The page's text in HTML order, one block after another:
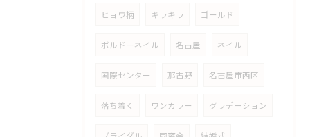
ヒョウ柄 キラキラ ゴールド
ボルドーネイル 名古屋 ネイル
国際センター 那古野 名古屋市西区
落ち着く ワンカラー グラデーション